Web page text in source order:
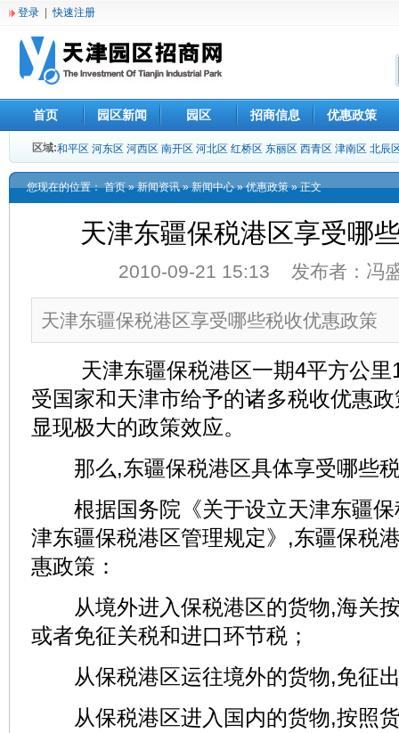
登录 |快速注册
首页 园区新闻 园区 招商信息 优惠政策
区域:和平区 河东区 河西区 南开区 河北区 红桥区 东丽区 西青区 津南区 北辰
您现在的位置：首页»新闻资讯»新闻中心»优惠政策» 正文
天津东疆保税港区享受哪
2010-09-21 15:13 发布者：冯
天津东疆保税港区享受哪些税收优惠政策
天津东疆保税港区一期4平方公里
受国家和天津市给予的诸多税收优惠
显现极大的政策效应。
那么,东疆保税港区具体享受哪些税
根据国务院《关于设立天津东疆保
津东疆保税港区管理规定》,东疆保税
惠政策：
从境外进入保税港区的货物,海关按
或者免征关税和进口环节税；
从保税港区运往境外的货物,免征
从保税港区进入国内的货物,按照货